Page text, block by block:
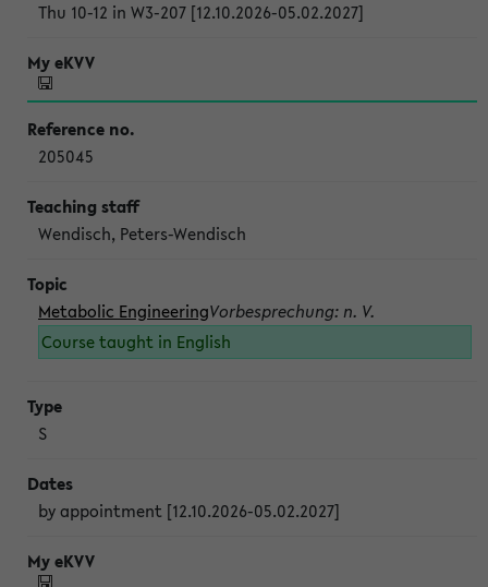
Thu 10-12 in W3-207 [12.10.2026-05.02.2027]
205045
Wendisch, Peters-Wendisch
Metabolic EngineeringVorbesprechung: n. V.
Course taught in English
S
by appointment [12.10.2026-05.02.2027]